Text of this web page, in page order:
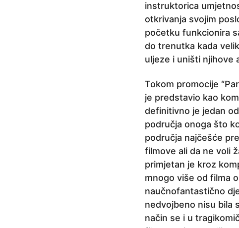
instruktorica
otkrivanja svojim
početku funkcionira
do trenutka kada
uljeze i uništi njihove
Tokom promocije
je predstavio kao
definitivno je jedan
područja onoga što
područja najčešće
filmove ali da ne voli
primjetan je kroz
mnogo više od filma
naučnofantastično
nedvojbeno nisu bila
način se i u